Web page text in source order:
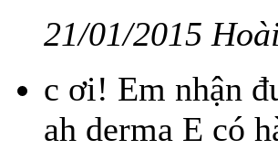
21/01/2015
c ơi! Em nhận
ah derma E có